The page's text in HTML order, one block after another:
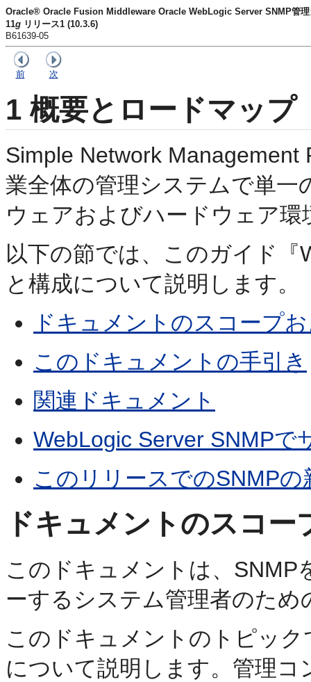
Oracle® Oracle Fusion Middleware Oracle WebLogic Server SNMP管理
11g リリース1 (10.3.6)
B61639-05
前 次
1 概要とロードマップ
Simple Network
業全体の管理システムで単
ウェアおよびハードウェア
以下の節では、このガイド
と構成について説明します。
ドキュメントのスコープ
このドキュメントの手引き
関連ドキュメント
WebLogic Server SNMPで
このリリースでのSNMPの
ドキュメントのスコ
このドキュメントは、SNMP
ーするシステム管理者のため
このドキュメントのトピッ
について説明します。管理